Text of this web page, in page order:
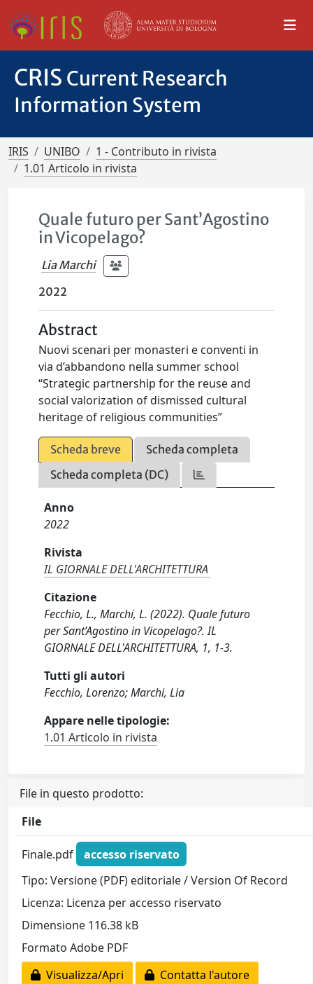
CRIS Current Research
Information System
IRIS UNIBO
1 - Contributo in rivista
1.01 Articolo in rivista
Quale futuro per Sant’Agostino
in Vicopelago?
Lia Marchi
2022
Abstract
Nuovi scenari per monasteri e conventi in
via d’abbandono nella summer school
“Strategic partnership for the reuse and
social valorization of dismissed cultural
heritage of religious communities”
Scheda breve
Scheda completa
Scheda completa (DC)
Anno
2022
Rivista
IL GIORNALE DELL'ARCHITETTURA
Citazione
Fecchio, L., Marchi, L. (2022). Quale futuro
per Sant’Agostino in Vicopelago?. IL
GIORNALE DELL'ARCHITETTURA, 1, 1-3.
Tutti gli autori
Fecchio, Lorenzo; Marchi, Lia
Appare nelle tipologie:
1.01 Articolo in rivista
File in questo prodotto:
File
Finale.pdf
accesso riservato
Tipo: Versione (PDF) editoriale / Version Of Record
Licenza: Licenza per accesso riservato
Dimensione 116.38 kB
Formato Adobe PDF
Visualizza/Apri
Contatta l'autore